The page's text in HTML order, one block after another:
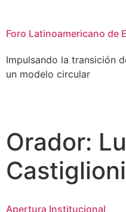
Foro Latinoamericano de
Impulsando la transición
un modelo circular
Orador:
Castiglioni
Apertura Institucional